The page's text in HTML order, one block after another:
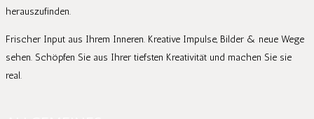
herauszufinden.
Frischer Input aus Ihrem Inneren. Kreative Impulse, Bilder & neue Wege
sehen. Schöpfen Sie aus Ihrer tiefsten Kreativität und machen Sie sie
real.